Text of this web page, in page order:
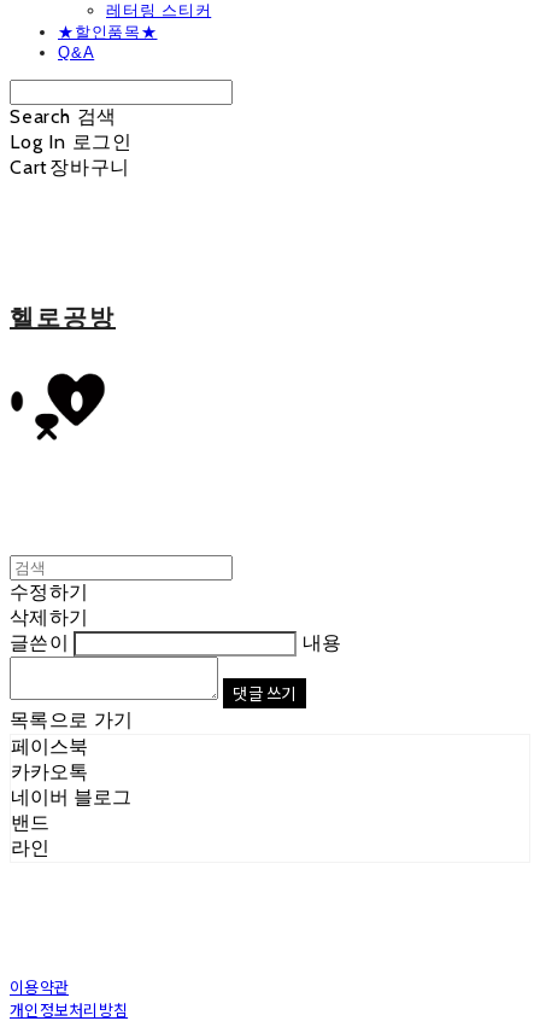
레터링 스티커
★할인품목★
Q&A
Search 검색
Log In 로그인
Cart장바구니
헬로공방
수정하기
삭제하기
글쓴이
내용
댓글 쓰기
목록으로 가기
페이스북
카카오톡
네이버 블로그
밴드
라인
이용약관
개인정보처리방침